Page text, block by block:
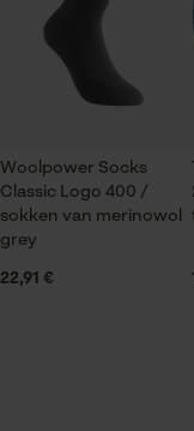
Geslacht
Uniseks
Product geschikt
Volg het
Woolpower Socks
Classic Logo 400 /
sokken van merinowol
grey
22,91 €